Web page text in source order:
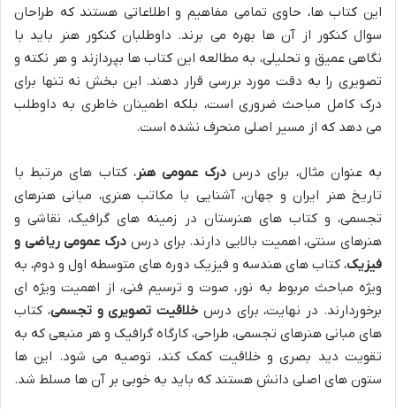
این کتاب ها، حاوی تمامی مفاهیم و اطلاعاتی هستند که طراحان
سوال کنکور از آن ها بهره می برند. داوطلبان کنکور هنر باید با
نگاهی عمیق و تحلیلی، به مطالعه این کتاب ها بپردازند و هر نکته و
تصویری را به دقت مورد بررسی قرار دهند. این بخش نه تنها برای
درک کامل مباحث ضروری است، بلکه اطمینان خاطری به داوطلب
می دهد که از مسیر اصلی منحرف نشده است.
به عنوان مثال، برای درس درک عمومی هنر، کتاب های مرتبط با
تاریخ هنر ایران و جهان، آشنایی با مکاتب هنری، مبانی هنرهای
تجسمی، و کتاب های هنرستان در زمینه های گرافیک، نقاشی و
هنرهای سنتی، اهمیت بالایی دارند. برای درس درک عمومی ریاضی و
فیزیک، کتاب های هندسه و فیزیک دوره های متوسطه اول و دوم، به
ویژه مباحث مربوط به نور، صوت و ترسیم فنی، از اهمیت ویژه ای
برخوردارند. در نهایت، برای درس خلاقیت تصویری و تجسمی، کتاب
های مبانی هنرهای تجسمی، طراحی، کارگاه گرافیک و هر منبعی که به
تقویت دید بصری و خلاقیت کمک کند، توصیه می شود. این ها
ستون های اصلی دانش هستند که باید به خوبی بر آن ها مسلط شد.